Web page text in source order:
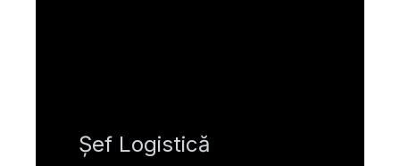
Șef Logistică